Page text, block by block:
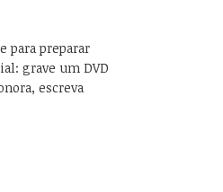
para preparar
grave um DVD
escreva